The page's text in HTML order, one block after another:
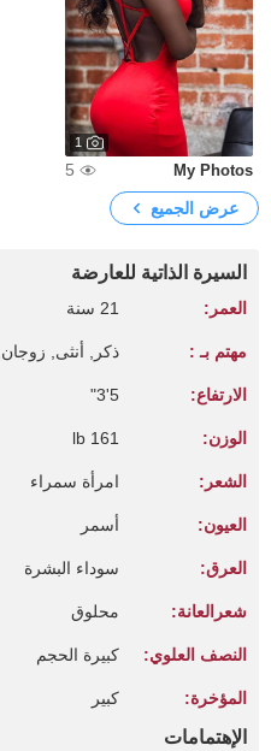
1
My Photos
5
عرض الجميع
السيرة الذاتية للعارضة
العمر: 21 سنة
مهتم بـ : ذكر, أنثى,
الارتفاع: 5'3"
الوزن: 161 lb
الشعر: امرأة سمراء
العيون: أسمر
العرق: سوداء البشرة
شعرالعانة: محلوق
النصف العلوي: كبيرة الحجم
المؤخرة: كبير
الإهتمامات